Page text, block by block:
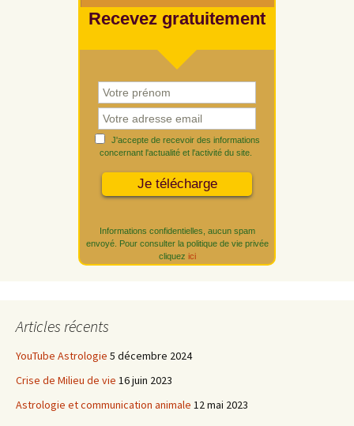
Recevez gratuitement
J'accepte de recevoir des informations
concernant l'actualité et l'activité du site.
Informations confidentielles, aucun spam
envoyé. Pour consulter la politique de vie privée
cliquez ici
Articles récents
YouTube Astrologie 5 décembre 2024
Crise de Milieu de vie 16 juin 2023
Astrologie et communication animale 12 mai 2023